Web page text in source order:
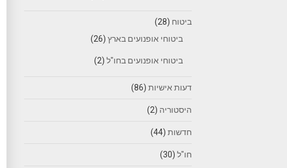
ביטוח (28)
ביטוחי אופנועים בארץ (26)
ביטוחי אופנועים בחו"ל (2)
דעות אישיות (86)
היסטוריה (2)
חדשות (44)
חו"ל (30)